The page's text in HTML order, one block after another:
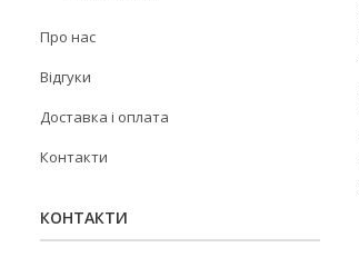
Про нас
Відгуки
Доставка і оплата
Контакти
КОНТАКТИ